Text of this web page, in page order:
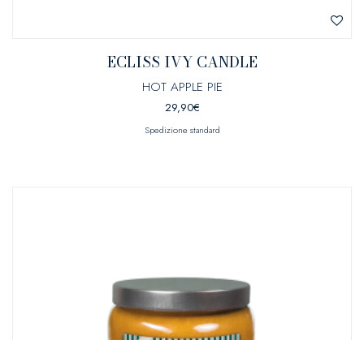
ECLISS IVY CANDLE
HOT APPLE PIE
29,90€
Spedizione standard